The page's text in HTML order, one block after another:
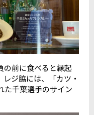
の前に食べると縁起
ジ脇には、「カツ・
た千葉選手のサイン